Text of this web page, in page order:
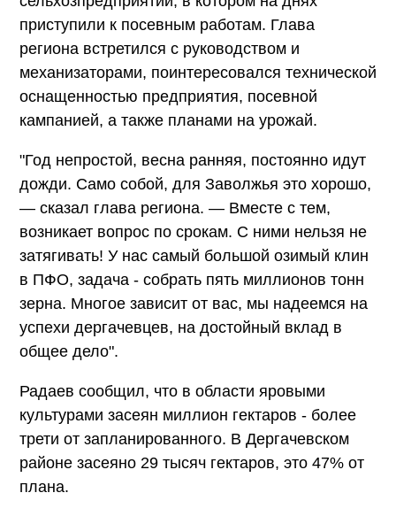
приступили к посевным работам. Глава
региона встретился с руководством и
механизаторами, поинтересовался технической
оснащенностью предприятия, посевной
кампанией, а также планами на урожай.
"Год непростой, весна ранняя, постоянно идут
дожди. Само собой, для Заволжья это хорошо,
— сказал глава региона. — Вместе с тем,
возникает вопрос по срокам. С ними нельзя не
затягивать! У нас самый большой озимый клин
в ПФО, задача - собрать пять миллионов тонн
зерна. Многое зависит от вас, мы надеемся на
успехи дергачевцев, на достойный вклад в
общее дело".
Радаев сообщил, что в области яровыми
культурами засеян миллион гектаров - более
трети от запланированного. В Дергачевском
районе засеяно 29 тысяч гектаров, это 47% от
плана.